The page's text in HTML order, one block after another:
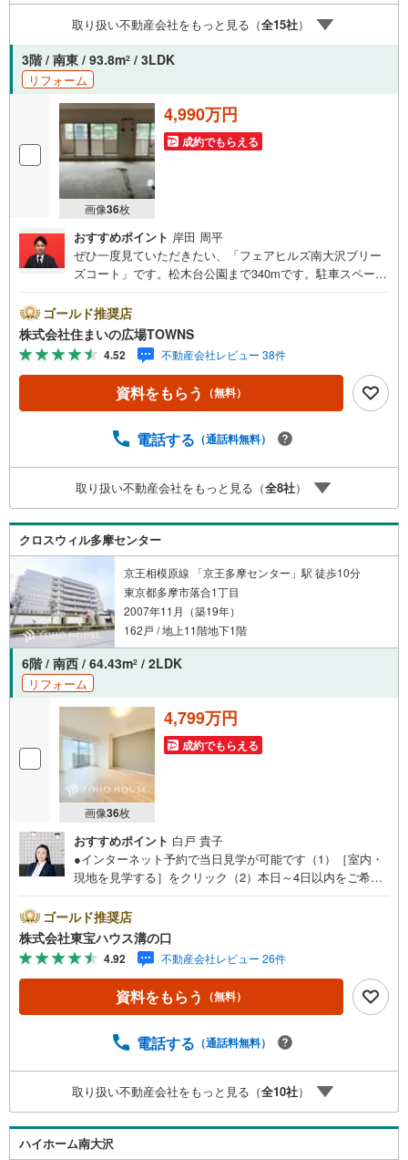
シミュレーション■住まいの広場TOWNSからお客様へ経験
豊富なスタッフが親身になってお客様に合った物件をご紹
介させて頂きます！ /他社様掲載物件も併せてご紹介可能で
すのでお気軽にお問い合わせ下さい♪駐車場もございます
ので、お車でのお越しも大歓迎です！
取り扱い不動産会社をもっと見る（全15社）
3階 / 南東 / 93.8m2 / 3LDK
リフォーム
画像36枚
4,990万円
成約でもらえる
おすすめポイント 岸田 周平
ぜひ一度見ていただきたい、「フェアヒルズ南大沢ブリー
ズコート」です。松木台公園まで340mです。駐車スペース
の物件は住み心地が良いと評判です。梅雨や花粉などで洗
濯物を外干しできない時期でも部屋干ししなくて済む、浴
室乾燥機付きの物件です。いつでもゴミ出しができるの
で、衛生的です。コチラの物件の向きは、南東向きの物件
ゴールド推奨店
株式会社住まいの広場TOWNS
4.52 不動産会社レビュー 38件
資料をもらう （無料）
電話する （通話料無料）
取り扱い不動産会社をもっと見る（全8社）
クロスウィル多摩センター
京王相模原線 「京王多摩センター」駅 徒歩10分
東京都多摩市落合1丁目
2007年11月（築19年）
162戸 / 地上11階地下1階
6階 / 南西 / 64.43m2 / 2LDK
リフォーム
画像36枚
4,799万円
成約でもらえる
おすすめポイント 白戸 貴子
●インターネット予約で当日見学が可能です（1）［室内・
現地を見学する］をクリック（2）本日～4日以内をご希望
い！●10:00～21:00はお電話でのお問い合わせがスムーズで
す。【Yahoo！ 不動産キャンペーン対象店舗】当店で物件
を成約するとPayPayポイントがもらえる「Yahoo！不動産
物件ご成約キャンペーン」の対象になります。「資料をも
らう」「見学予約をする」ボタンからお問い合わせくださ
い。※必ずYahoo！ JAPAN IDでログインしてください。※P
客様からのお言葉に感謝してこれからも楽しく素敵なお家
らまずは、お気軽に東宝ハウス溝の口に相談してみません
か？何も決まっていなくて大丈夫！まずはお客様の夢をお
聞かせ下さい！未来の「不安」を「安心」に変える「未来
カレンダー」もご来店時に好評です。スタッフ一同いつで
もお客様のお問合せをお待ちしております。
ゴールド推奨店
株式会社東宝ハウス溝の口
4.92 不動産会社レビュー 26件
資料をもらう （無料）
電話する （通話料無料）
取り扱い不動産会社をもっと見る（全10社）
ハイホーム南大沢